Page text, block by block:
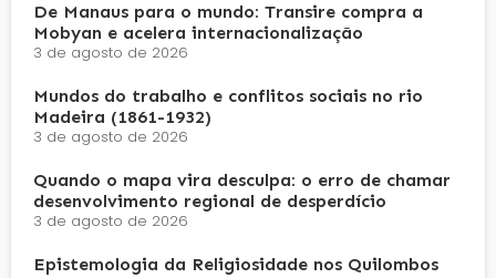
De Manaus para o mundo: Transire compra a
Mobyan e acelera internacionalização
3 de agosto de 2026
Mundos do trabalho e conflitos sociais no rio
Madeira (1861-1932)
3 de agosto de 2026
Quando o mapa vira desculpa: o erro de chamar
desenvolvimento regional de desperdício
3 de agosto de 2026
Epistemologia da Religiosidade nos Quilombos